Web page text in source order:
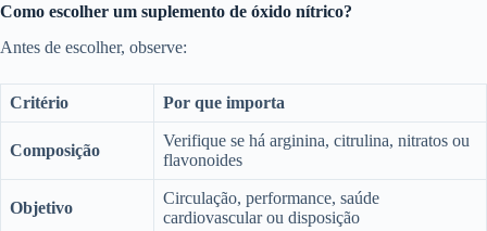
Como escolher um suplemento de óxido nítrico?
Antes de escolher, observe:
Critério Por que importa
Composição
Verifique se há arginina, citrulina, nitratos ou
flavonoides
Objetivo
Circulação, performance, saúde
cardiovascular ou disposição